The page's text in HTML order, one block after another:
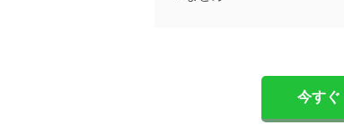
今すぐ